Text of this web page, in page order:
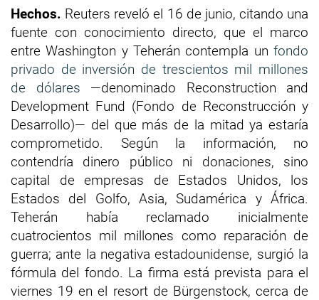
Hechos. Reuters reveló el 16 de junio, citando una
fuente con conocimiento directo, que el marco
entre Washington y Teherán contempla un fondo
privado de inversión de trescientos mil millones
de dólares —denominado Reconstruction and
Development Fund (Fondo de Reconstrucción y
Desarrollo)— del que más de la mitad ya estaría
comprometido. Según la información, no
contendría dinero público ni donaciones, sino
capital de empresas de Estados Unidos, los
Estados del Golfo, Asia, Sudamérica y África.
Teherán había reclamado inicialmente
cuatrocientos mil millones como reparación de
guerra; ante la negativa estadounidense, surgió la
fórmula del fondo. La firma está prevista para el
viernes 19 en el resort de Bürgenstock, cerca de